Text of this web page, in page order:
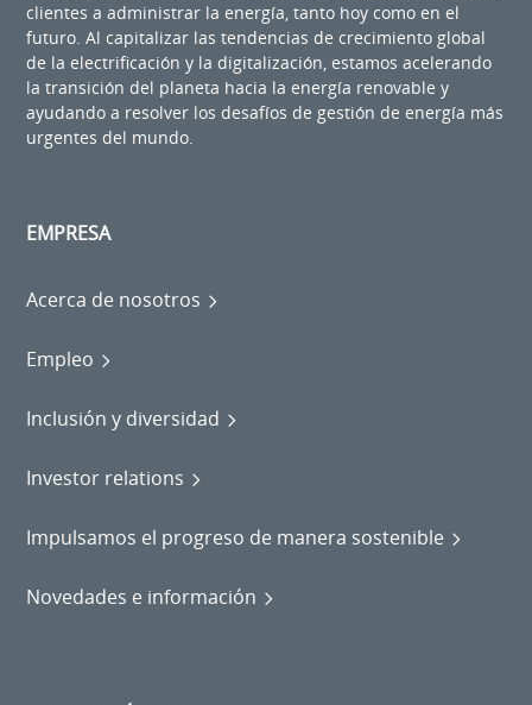
clientes a administrar la energía, tanto hoy como en el
futuro. Al capitalizar las tendencias de crecimiento global
de la electrificación y la digitalización, estamos acelerando
la transición del planeta hacia la energía renovable y
ayudando a resolver los desafíos de gestión de energía más
urgentes del mundo.
EMPRESA
Acerca de nosotros
Empleo
Inclusión y diversidad
Investor relations
Impulsamos el progreso de manera sostenible
Novedades e información